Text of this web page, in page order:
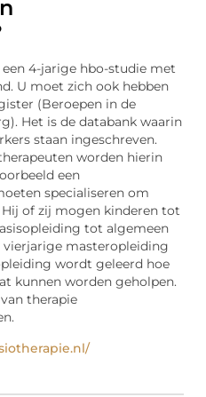
4-jarige hbo-studie met
U moet zich ook hebben
(Beroepen in de
Het is de databank waarin
staan ingeschreven.
worden hierin
een
specialiseren om
of zij mogen kinderen tot
tot algemeen
masteropleiding
wordt geleerd hoe
kunnen worden geholpen.
therapie